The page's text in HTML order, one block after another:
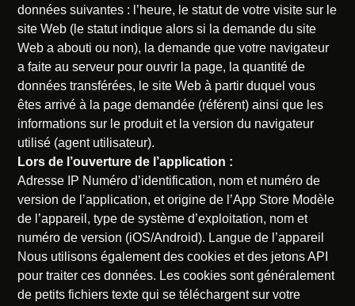
données suivantes : l’heure, le statut de votre visite sur le
site Web (le statut indique alors si la demande du site
Web a abouti ou non), la demande que votre navigateur
a faite au serveur pour ouvrir la page, la quantité de
données transférées, le site Web à partir duquel vous
êtes arrivé à la page demandée (référent) ainsi que les
informations sur le produit et la version du navigateur
utilisé (agent utilisateur).
Lors de l’ouverture de l’application :
Adresse IP Numéro d’identification, nom et numéro de
version de l’application, et origine de l’App Store Modèle
de l’appareil, type de système d’exploitation, nom et
numéro de version (iOS/Android). Langue de l’appareil
Nous utilisons également des cookies et des jetons API
pour traiter ces données. Les cookies sont généralement
de petits fichiers texte qui se téléchargent sur votre